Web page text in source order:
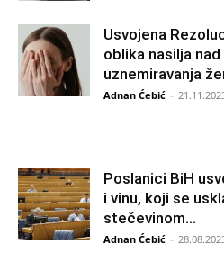
Usvojena
oblika nasilja nad
uznemiravanja
Adnan Ćebić -
Poslanici BiH
i vinu, koji se
stečevinom...
Adnan Ćebić -